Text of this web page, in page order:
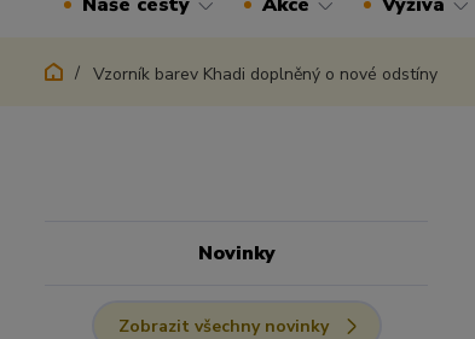
Vzorník barev Khadi doplněný o nové odstíny
Novinky
Zobrazit všechny novinky